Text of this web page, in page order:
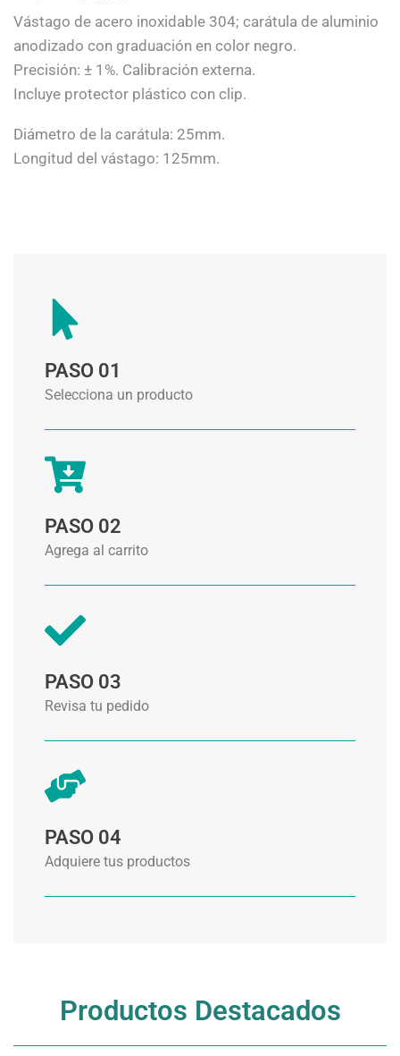
Vástago de acero inoxidable 304; carátula de aluminio
anodizado con graduación en color negro.
Precisión: ± 1%. Calibración externa.
Incluye protector plástico con clip.
Diámetro de la carátula: 25mm.
Longitud del vástago: 125mm.
PASO 01
Selecciona un producto
PASO 02
Agrega al carrito
PASO 03
Revisa tu pedido
PASO 04
Adquiere tus productos
Productos Destacados